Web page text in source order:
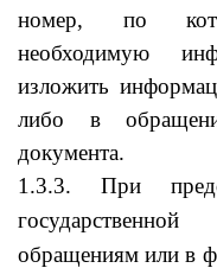
номер, по
необходимую
изложить
либо в
документа.
1.3.3. При
обращениям или в